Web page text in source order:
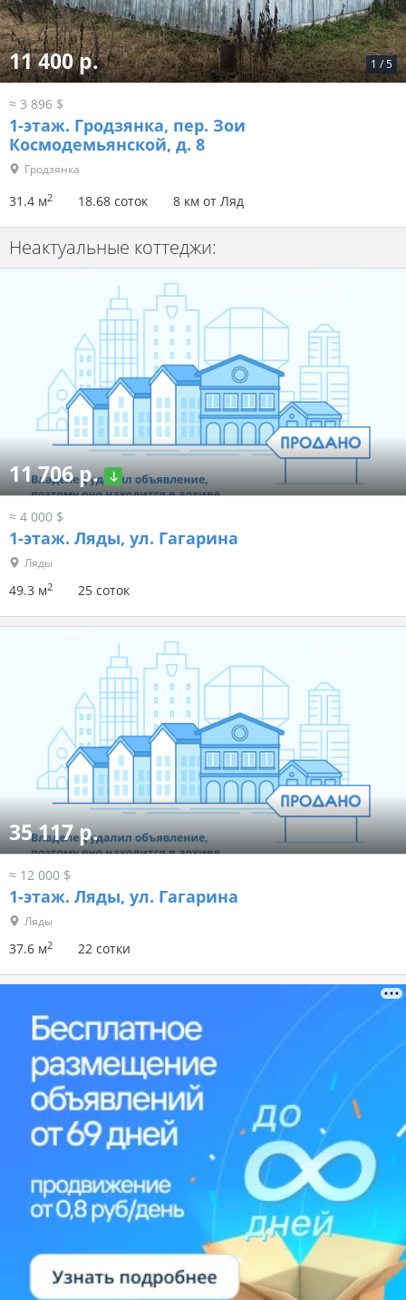
1 /5
11 400 р.
≈ 3 896 $
1-этаж. Гродзянка, пер. Зои
Космодемьянской, д. 8
Гродзянка
31.4 м2 18.68 соток 8 км от Ляд
Неактуальные коттеджи:
11 706 р.
≈ 4 000 $
1-этаж. Ляды, ул. Гагарина
Ляды
49.3 м2 25 соток
35 117 р.
≈ 12 000 $
1-этаж. Ляды, ул. Гагарина
Ляды
37.6 м2 22 сотки